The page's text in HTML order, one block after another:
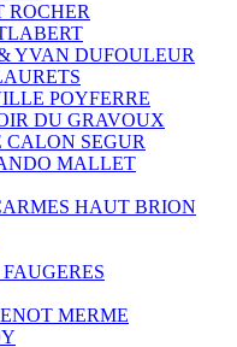
ROCHER
YVAN DUFOULEUR
POYFERRE
DU GRAVOUX
SEGUR
MALLET
HAUT BRION
MERME